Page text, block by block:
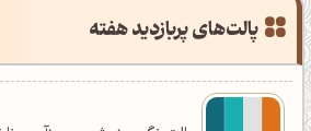
پالت‌های پربازدید هفته